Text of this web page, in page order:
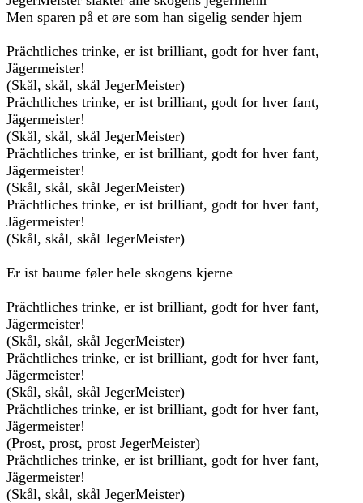
Men sparen på et øre som han sigelig sender hjem
Prächtliches trinke, er ist brilliant, godt for hver fant,
Jägermeister!
(Skål, skål, skål JegerMeister)
Prächtliches trinke, er ist brilliant, godt for hver fant,
Jägermeister!
(Skål, skål, skål JegerMeister)
Prächtliches trinke, er ist brilliant, godt for hver fant,
Jägermeister!
(Skål, skål, skål JegerMeister)
Prächtliches trinke, er ist brilliant, godt for hver fant,
Jägermeister!
(Skål, skål, skål JegerMeister)
Er ist baume føler hele skogens kjerne
Prächtliches trinke, er ist brilliant, godt for hver fant,
Jägermeister!
(Skål, skål, skål JegerMeister)
Prächtliches trinke, er ist brilliant, godt for hver fant,
Jägermeister!
(Skål, skål, skål JegerMeister)
Prächtliches trinke, er ist brilliant, godt for hver fant,
Jägermeister!
(Prost, prost, prost JegerMeister)
Prächtliches trinke, er ist brilliant, godt for hver fant,
Jägermeister!
(Skål, skål, skål JegerMeister)